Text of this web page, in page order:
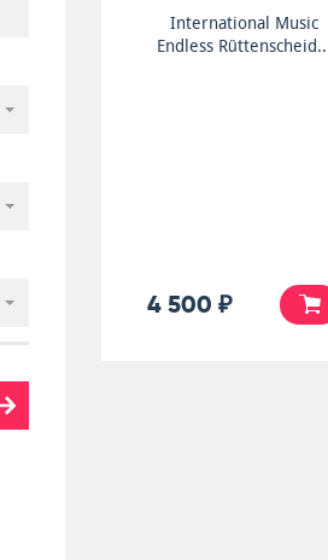
International Music
Endless
4 500 ₽